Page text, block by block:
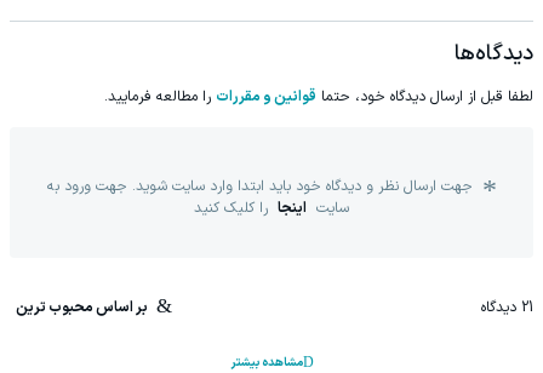
دیدگاه‌ها
لطفا قبل از ارسال دیدگاه خود، حتما قوانین و مقررات را مطالعه فرمایید.
جهت ارسال نظر و دیدگاه خود باید ابتدا وارد سایت شوید. جهت ورود به
سایت اینجا را کلیک کنید
21 دیدگاه بر اساس محبوب ترین
مشاهده بیشتر